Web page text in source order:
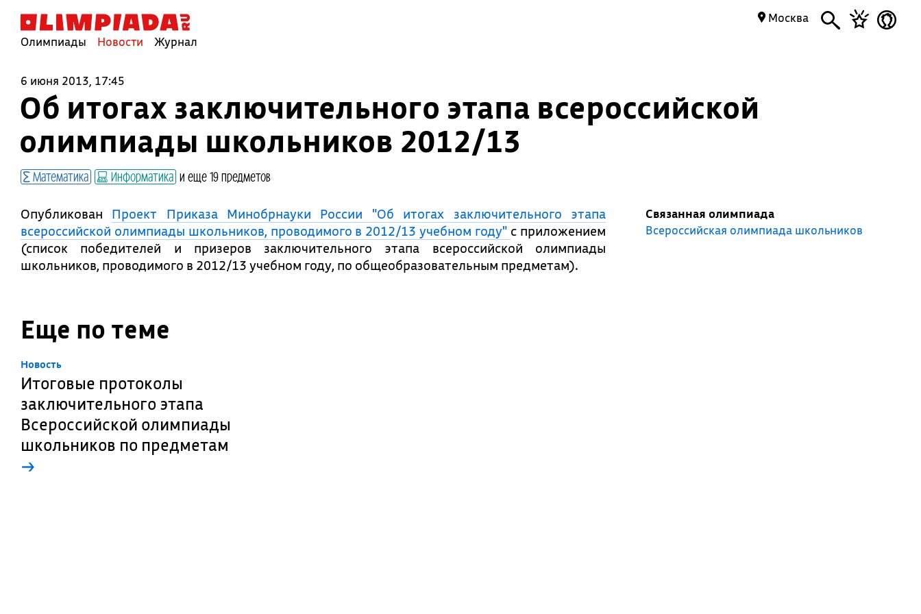
Олимпиады Новости Журнал
Москва
6 июня 2013, 17:45
Об итогах заключительного этапа всероссийской
олимпиады школьников 2012/13
Математика Информатика и еще 19 предметов
Опубликован Проект Приказа Минобрнауки России "Об итогах заключительного этапа
всероссийской олимпиады школьников, проводимого в 2012/13 учебном году" с приложением
(список победителей и призеров заключительного этапа всероссийской олимпиады
школьников, проводимого в 2012/13 учебном году, по общеобразовательным предметам).
Связанная олимпиада
Всероссийская олимпиада школьников
Еще по теме
Новость
Итоговые протоколы
заключительного этапа
Всероссийской олимпиады
школьников по предметам
→